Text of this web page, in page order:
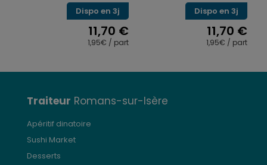
produit
Dispo en 3j
11,70 €
1,95€ / part
Dispo en 3j
11,70 €
1,95€ / part
Traiteur Romans-sur-Isère
Apéritif dinatoire
Sushi Market
Desserts